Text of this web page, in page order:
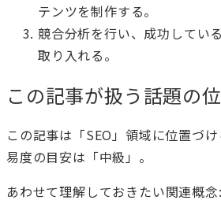
テンツを制作する。
競合分析を行い、成功してい
取り入れる。
この記事が扱う話題の
この記事は「SEO」領域に位置づ
易度の目安は「中級」。
あわせて理解しておきたい関連概念: